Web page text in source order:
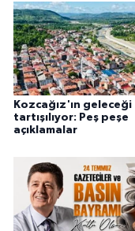
Kozcağız'ın geleceği
tartışılıyor: Peş peşe
açıklamalar